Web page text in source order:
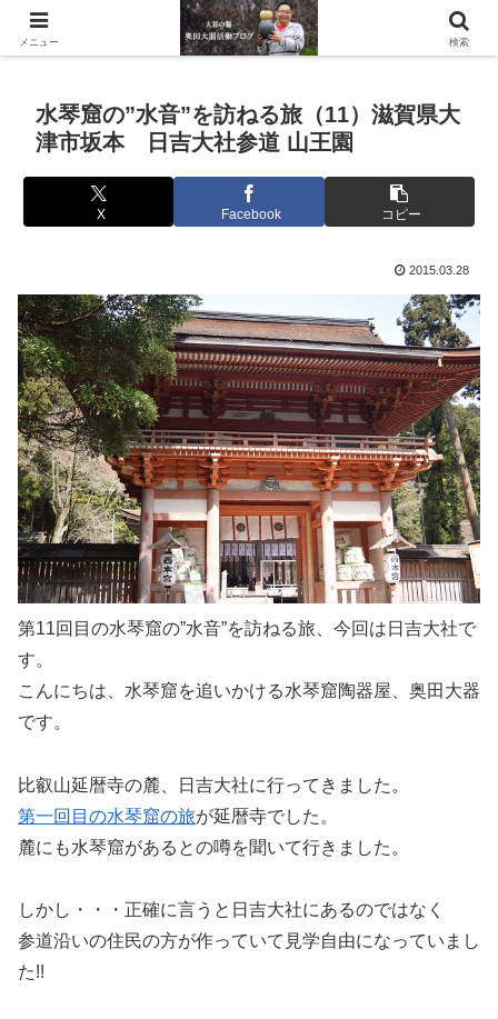
滋賀県の信楽で水琴窟や水鉢などの陶器を作っています。
水琴窟の”水音”を訪ねる旅（11）滋賀県大
津市坂本 日吉大社参道 山王園
X Facebook コピー
2015.03.28
第11回目の水琴窟の”水音”を訪ねる旅、今回は日吉大社で
す。
こんにちは、水琴窟を追いかける水琴窟陶器屋、奥田大器
です。
比叡山延暦寺の麓、日吉大社に行ってきました。
第一回目の水琴窟の旅が延暦寺でした。
麓にも水琴窟があるとの噂を聞いて行きました。
しかし・・・正確に言うと日吉大社にあるのではなく
参道沿いの住民の方が作っていて見学自由になっていまし
た!!
メニュー 検索